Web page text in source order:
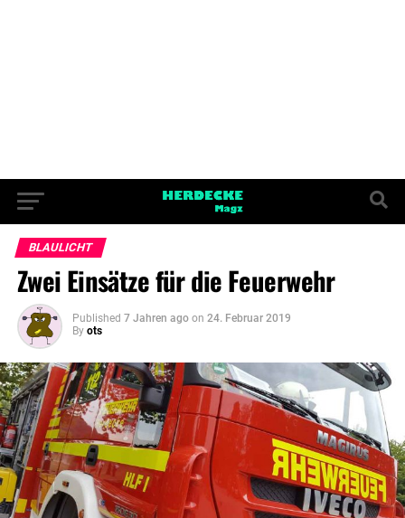
BLAULICHT
Zwei Einsätze für die Feuerwehr
Published 7 Jahren ago on 24. Februar 2019
By ots